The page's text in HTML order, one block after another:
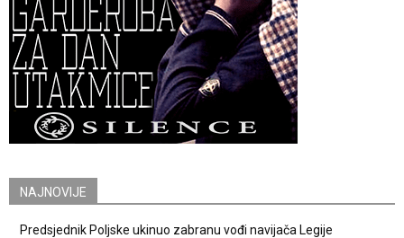
NAJNOVIJE
Predsjednik Poljske ukinuo zabranu vođi navijača Legije